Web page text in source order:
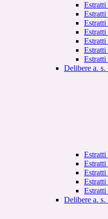
Estratti
Estratti
Estratti
Estratti
Estratti
Estratti
Delibere a. s.
Estratti
Estratti
Estratti
Estratti
Delibere a. s.